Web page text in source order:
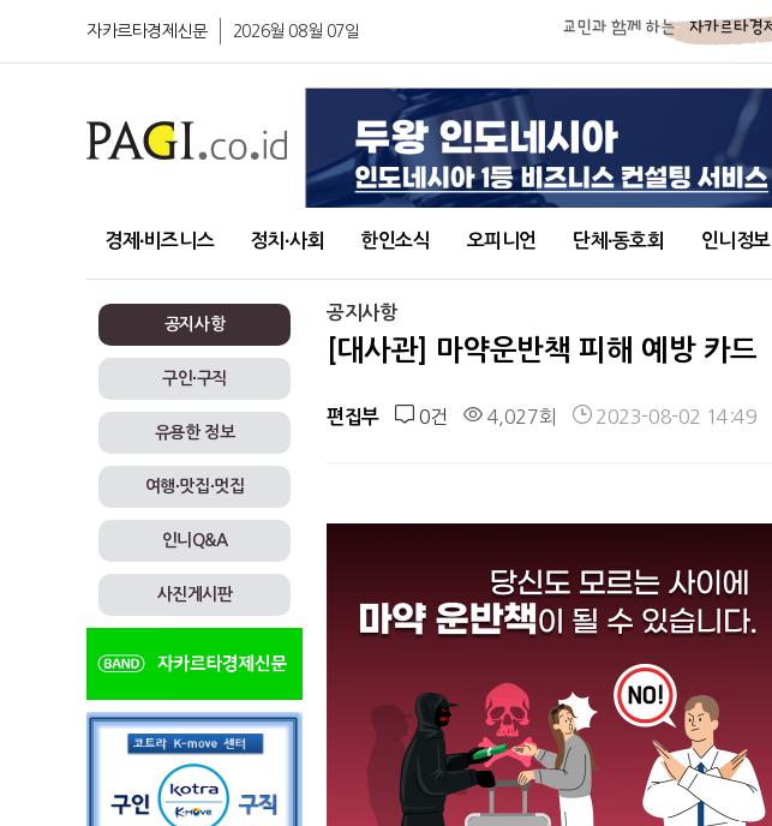
자카르타경제신문 2026월 08월 07일
경제∙비즈니스 정치∙사회 한인소식 오피니언 단체∙동호회 인니정보
공지사항
구인∙구직
유용한 정보
여행∙맛집∙멋집
인니Q&A
사진게시판
공지사항
[대사관] 마약운반책 피해 예방 카드
편집부 0건 4,027회 2023-08-02 14:49